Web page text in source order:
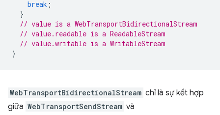
break ;
}
// value is a WebTransportBidirectionalStream
// value.readable is a ReadableStream
// value.writable is a WritableStream
}
WebTransportBidirectionalStream chỉ là sự kết hợp
giữa WebTransportSendStream và